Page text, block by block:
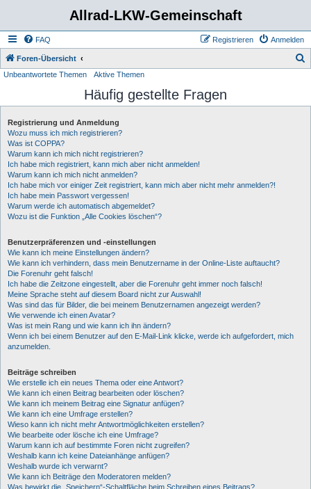
Allrad-LKW-Gemeinschaft
FAQ Anmelden
Registrieren
Foren-Übersicht
h
Unbeantwortete Themen Aktive Themen
Häufig gestellte Fragen
Registrierung und Anmeldung
Wozu muss ich mich registrieren?
Was ist COPPA?
Warum kann ich mich nicht registrieren?
Ich habe mich registriert, kann mich aber nicht anmelden!
Warum kann ich mich nicht anmelden?
Ich habe mich vor einiger Zeit registriert, kann mich aber nicht mehr anmelden?!
Ich habe mein Passwort vergessen!
Warum werde ich automatisch abgemeldet?
Wozu ist die Funktion „Alle Cookies löschen“?
Benutzerpräferenzen und -einstellungen
Wie kann ich meine Einstellungen ändern?
Wie kann ich verhindern, dass mein Benutzername in der Online-Liste auftaucht?
Die Forenuhr geht falsch!
Ich habe die Zeitzone eingestellt, aber die Forenuhr geht immer noch falsch!
Meine Sprache steht auf diesem Board nicht zur Auswahl!
Was sind das für Bilder, die bei meinem Benutzernamen angezeigt werden?
Wie verwende ich einen Avatar?
Was ist mein Rang und wie kann ich ihn ändern?
Wenn ich bei einem Benutzer auf den E-Mail-Link klicke, werde ich aufgefordert, mich
anzumelden.
Beiträge schreiben
Wie erstelle ich ein neues Thema oder eine Antwort?
Wie kann ich einen Beitrag bearbeiten oder löschen?
Wie kann ich meinem Beitrag eine Signatur anfügen?
Wie kann ich eine Umfrage erstellen?
Wieso kann ich nicht mehr Antwortmöglichkeiten erstellen?
Wie bearbeite oder lösche ich eine Umfrage?
Warum kann ich auf bestimmte Foren nicht zugreifen?
Weshalb kann ich keine Dateianhänge anfügen?
Weshalb wurde ich verwarnt?
Wie kann ich Beiträge den Moderatoren melden?
Was bewirkt die „Speichern“-Schaltfläche beim Schreiben eines Beitrags?